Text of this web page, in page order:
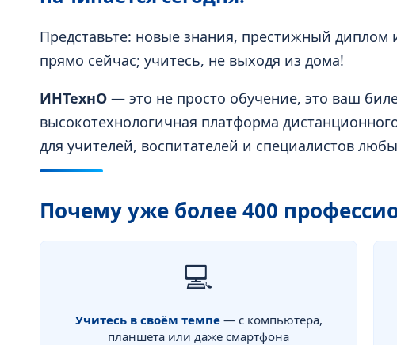
Представьте: новые знания, престижный диплом
прямо сейчас; учитесь, не выходя из дома!
ИНТехнО — это не просто обучение, это ваш
высокотехнологичная платформа
для учителей, воспитателей и специалистов
Почему уже более 400
💻
Учитесь в своём темпе— с компьютера,
планшета или даже смартфона